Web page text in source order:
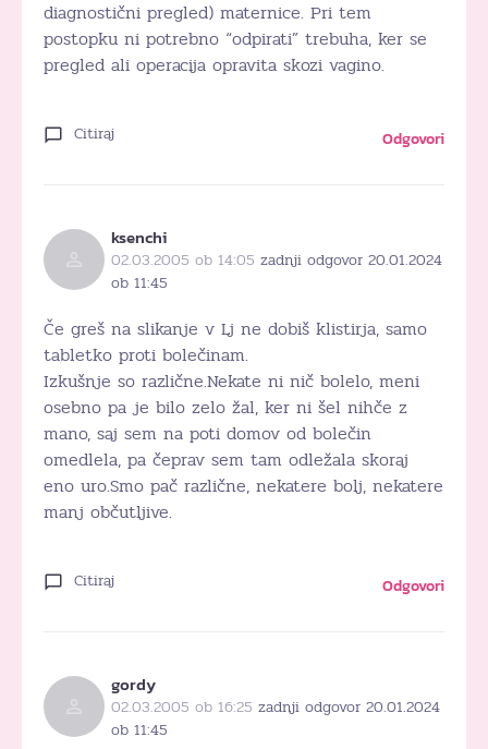
diagnostični pregled) maternice. Pri tem
postopku ni potrebno “odpirati” trebuha, ker se
pregled ali operacija opravita skozi vagino.
Citiraj Odgovori
ksenchi
02.03.2005 ob 14:05 zadnji odgovor 20.01.2024
ob 11:45
Če greš na slikanje v Lj ne dobiš klistirja, samo
tabletko proti bolečinam.
Izkušnje so različne.Nekate ni nič bolelo, meni
osebno pa je bilo zelo žal, ker ni šel nihče z
mano, saj sem na poti domov od bolečin
omedlela, pa čeprav sem tam odležala skoraj
eno uro.Smo pač različne, nekatere bolj, nekatere
manj občutljive.
Citiraj Odgovori
gordy
02.03.2005 ob 16:25 zadnji odgovor 20.01.2024
ob 11:45